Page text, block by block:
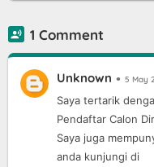
1 Comment
Unknown 5 May
Saya tertarik
Pendaftar Calon
Saya juga
anda kunjungi di